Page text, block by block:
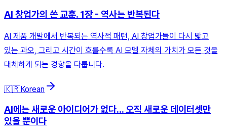
AI 창업가의 쓴 교훈. 1장 - 역사는 반복된다
AI 제품 개발에서 반복되는 역사적 패턴, AI 창업가들이 다시 밟고
있는 과오, 그리고 시간이 흐를수록 AI 모델 자체의 가치가 모든 것을
대체하게 되는 경향을 다룹니다.
🇰🇷Korean
AI에는 새로운 아이디어가 없다... 오직 새로운 데이터셋만
있을 뿐이다